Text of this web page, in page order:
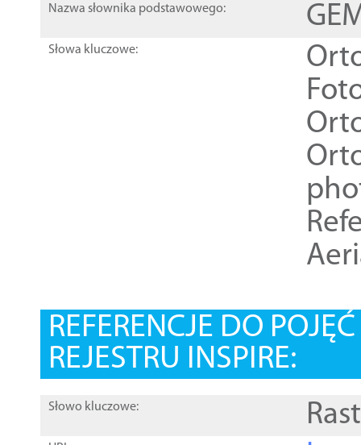
Nazwa słownika podstawowego:
Słowa kluczowe:
REFERENCJE DO
REJESTRU INSPIRE:
Słowo kluczowe: